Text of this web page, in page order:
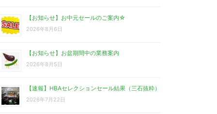
【お知らせ】お中元セールのご案内☆
2026年8月6日
【お知らせ】お盆期間中の業務案内
2026年8月5日
【速報】HBAセレクションセール結果（三石抜粋）
2026年7月22日